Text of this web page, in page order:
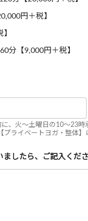
円＋税】
分【9,000円＋税】
、火～土曜日の10～23
ライベートヨガ・整体】
したら、ご記入くださ